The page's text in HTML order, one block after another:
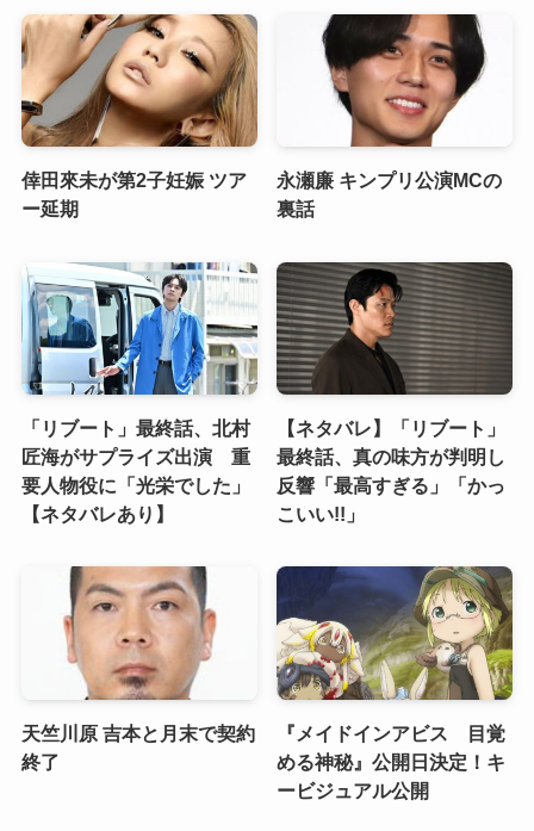
倖田來未が第2子妊娠 ツア
ー延期
永瀬廉 キンプリ公演MCの
裏話
「リブート」最終話、北村
匠海がサプライズ出演 重
要人物役に「光栄でした」
【ネタバレあり】
【ネタバレ】「リブート」
最終話、真の味方が判明し
反響「最高すぎる」「かっ
こいい!!」
天竺川原 吉本と月末で契約
終了
『メイドインアビス 目覚
める神秘』公開日決定！キ
ービジュアル公開